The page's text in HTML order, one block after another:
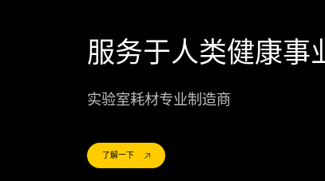
服务于人类健康事
实验室耗材专业制造商
了解一下